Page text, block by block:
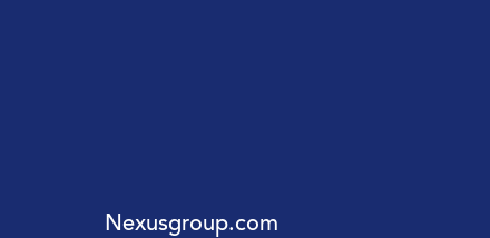
Nexusgroup.com